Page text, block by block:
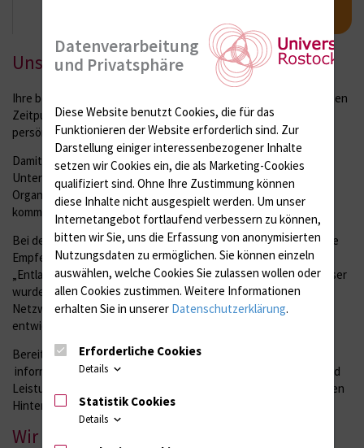
Unsere Aufgaben
Ihre behandelnden Ärztinnen und Ärzte besprechen mit Ihnen den
Zeitpunkt Ihrer Entlassung und legen diesen aufgrund Ihres
persönlichen Genesungsprozesses fest.
Damit es im Anschluss an Ihre Krankenhausbehandlung nicht zu
Unterbrechungen in der medizinischen Versorgung, der
Organisation von Maßnahmen oder des Informationsflusses
kommt, betreiben wir für Sie aktives Entlassmanagement.
Bei der Umsetzung des Entlassungsmanagements haben wir die
Empfehlungen des nationalen Expertenstandards
„Entlassungsmanagement in der Pflege“ zu Grunde gelegt. Dieser
wurde von einer Expertenarbeitsgruppe des Deutschen
Netzwerkes für Qualitätsentwicklung in der Pflege (DNQP)
entwickelt.
Bereits bei Ihrer Aufnahme in die Universitätsmedizin Rostock
informieren Sie die Mitarbeiter der Pflege über Maßnahmen und
Leistungen des Entlassmanagements sowie dessen gesetzlichen
Hintergrund.
Wir über uns
Datenverarbeitung
und Privatsphäre
Diese Website benutzt Cookies, die für das
Funktionieren der Website erforderlich sind. Zur
Darstellung einiger interessenbezogener Inhalte
setzen wir Cookies ein, die als Marketing-Cookies
qualifiziert sind. Ohne Ihre Zustimmung können
diese Inhalte nicht ausgespielt werden. Um unser
Internetangebot fortlaufend verbessern zu können,
bitten wir Sie, uns die Erfassung von anonymisierten
Nutzungsdaten zu ermöglichen. Sie können einzeln
auswählen, welche Cookies Sie zulassen wollen oder
allen Cookies zustimmen. Weitere Informationen
erhalten Sie in unserer Datenschutzerklärung.
Erforderliche Cookies
Details
Statistik Cookies
Details